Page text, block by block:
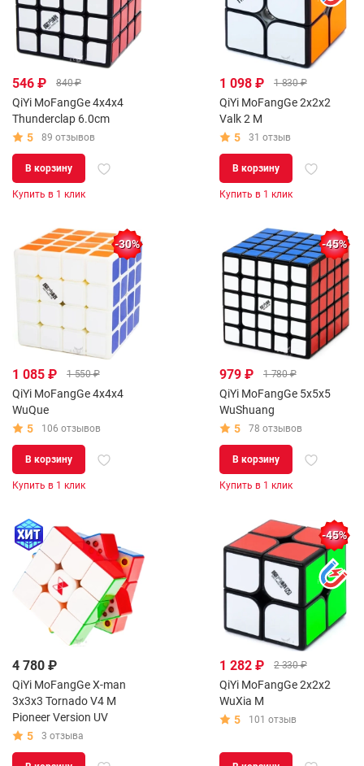
546 ₽ 840 ₽
QiYi MoFangGe 4x4x4
Thunderclap 6.0cm
5
89 отзывов
В корзину
Купить в 1 клик
1 098 ₽ 1 830 ₽
QiYi MoFangGe 2x2x2
Valk 2 M
5
31 отзыв
В корзину
Купить в 1 клик
-30%
1 085 ₽ 1 550 ₽
QiYi MoFangGe 4x4x4
WuQue
5
106 отзывов
В корзину
Купить в 1 клик
-45%
979 ₽ 1 780 ₽
QiYi MoFangGe 5x5x5
WuShuang
5
78 отзывов
В корзину
Купить в 1 клик
4 780 ₽
QiYi MoFangGe X-man
3x3x3 Tornado V4 M
Pioneer Version UV
5
3 отзыва
-45%
1 282 ₽ 2 330 ₽
QiYi MoFangGe 2x2x2
WuXia M
5
101 отзыв